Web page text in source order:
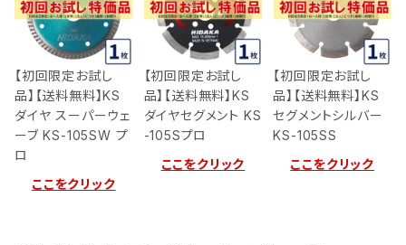
【初回限定お試し
品】【送料無料】KS
ダイヤ スーパーウェ
ーブ KS-105SW プ
ロ
ここをクリック
【初回限定お試し
品】【送料無料】KS
ダイヤセグメント KS
-105Sプロ
ここをクリック
【初回限定お試し
品】【送料無料】KS
セグメントシルバー
KS-105SS
ここをクリック